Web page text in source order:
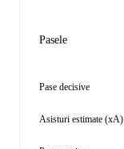
Pasele
Pase decisive
Asisturi estimate (xA)